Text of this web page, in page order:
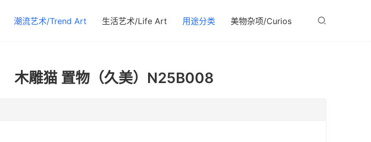
潮流艺术/Trend Art 生活艺术/Life Art 用途分类 美物杂项/Curios
木雕猫 置物（久美）N25B008